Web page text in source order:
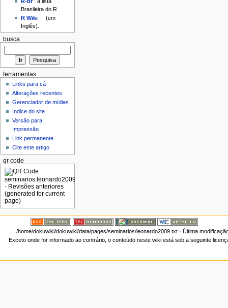
Brasileira do R
R Wiki
(em
Inglês).
busca
ferramentas
Links para cá
Alterações recentes
Gerenciador de mídias
Índice do site
Versão para
Impressão
Link permanente
Cite este artigo
qr code
/home/dokuwiki/dokuwiki/data/pages/seminarios/leonardo2009.txt· Última
Exceto onde for informado ao contrário, o conteúdo neste wiki está sob a seguinte